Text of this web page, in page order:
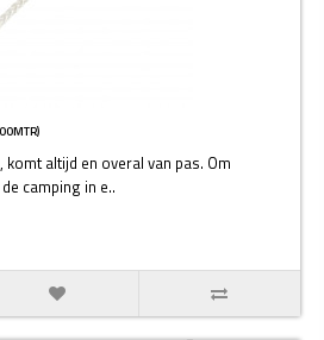
altijd en overal van pas. Om
camping in e..